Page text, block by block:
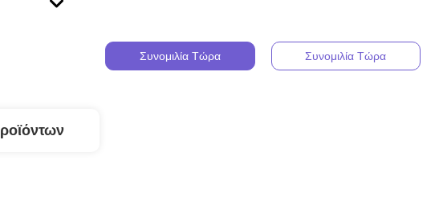
Συνομιλία Τώρα Συνομιλία Τώρα